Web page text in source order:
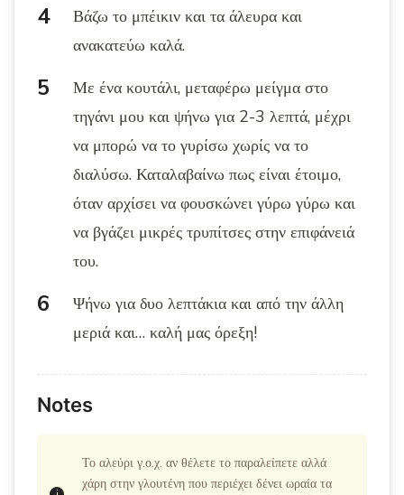
Βάζω το μπέικιν και τα άλευρα και
ανακατεύω καλά.
Με ένα κουτάλι, μεταφέρω μείγμα στο
τηγάνι μου και ψήνω για 2-3 λεπτά, μέχρι
να μπορώ να το γυρίσω χωρίς να το
διαλύσω. Καταλαβαίνω πως είναι έτοιμο,
όταν αρχίσει να φουσκώνει γύρω γύρω και
να βγάζει μικρές τρυπίτσες στην επιφάνειά
του.
Ψήνω για δυο λεπτάκια και από την άλλη
μεριά και… καλή μας όρεξη!
Notes
Το αλεύρι γ.ο.χ. αν θέλετε το παραλείπετε αλλά
χάρη στην γλουτένη που περιέχει δένει ωραία τα